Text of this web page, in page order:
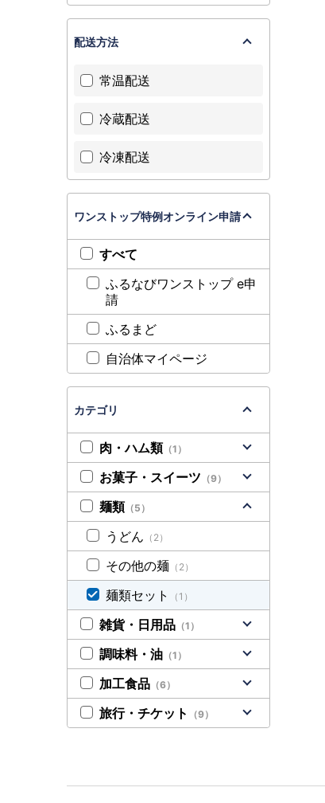
配送方法
常温配送
冷蔵配送
冷凍配送
ワンストップ特例オンライン申請
すべて
ふるなびワンストップ e申
請
ふるまど
自治体マイページ
カテゴリ
肉・ハム類 （1）
お菓子・スイーツ （9）
麺類 （5）
うどん （2）
その他の麺 （2）
麺類セット （1）
雑貨・日用品 （1）
調味料・油 （1）
加工食品 （6）
旅行・チケット （9）